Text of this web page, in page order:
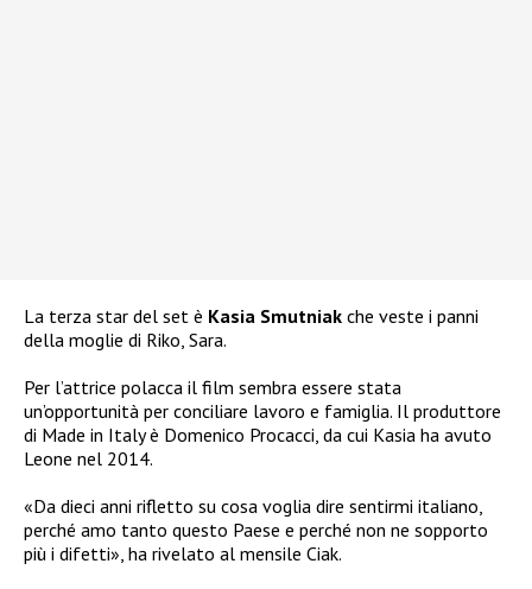
La terza star del set è Kasia Smutniak che veste i panni
della moglie di Riko, Sara.
Per l’attrice polacca il film sembra essere stata
un’opportunità per conciliare lavoro e famiglia. Il produttore
di Made in Italy è Domenico Procacci, da cui Kasia ha avuto
Leone nel 2014.
«Da dieci anni rifletto su cosa voglia dire sentirmi italiano,
perché amo tanto questo Paese e perché non ne sopporto
più i difetti», ha rivelato al mensile Ciak.